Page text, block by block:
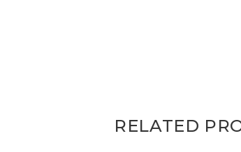
RELATED